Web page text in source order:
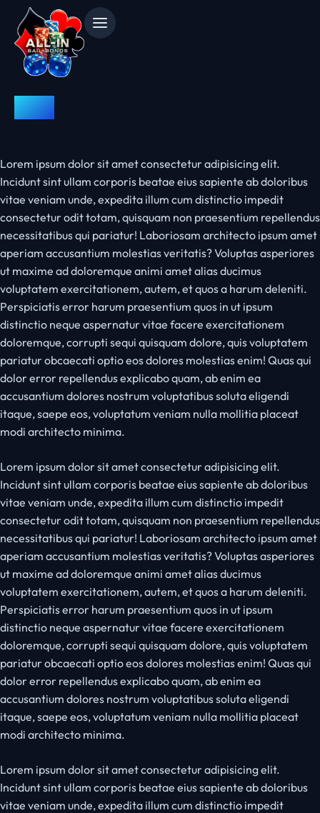
FAQ
Lorem ipsum dolor sit amet consectetur adipisicing elit.
Incidunt sint ullam corporis beatae eius sapiente ab doloribus
vitae veniam unde, expedita illum cum distinctio impedit
consectetur odit totam, quisquam non praesentium repellendus
necessitatibus qui pariatur! Laboriosam architecto ipsum amet
aperiam accusantium molestias veritatis? Voluptas asperiores
ut maxime ad doloremque animi amet alias ducimus
voluptatem exercitationem, autem, et quos a harum deleniti.
Perspiciatis error harum praesentium quos in ut ipsum
distinctio neque aspernatur vitae facere exercitationem
doloremque, corrupti sequi quisquam dolore, quis voluptatem
pariatur obcaecati optio eos dolores molestias enim! Quas qui
dolor error repellendus explicabo quam, ab enim ea
accusantium dolores nostrum voluptatibus soluta eligendi
itaque, saepe eos, voluptatum veniam nulla mollitia placeat
modi architecto minima.
Lorem ipsum dolor sit amet consectetur adipisicing elit.
Incidunt sint ullam corporis beatae eius sapiente ab doloribus
vitae veniam unde, expedita illum cum distinctio impedit
consectetur odit totam, quisquam non praesentium repellendus
necessitatibus qui pariatur! Laboriosam architecto ipsum amet
aperiam accusantium molestias veritatis? Voluptas asperiores
ut maxime ad doloremque animi amet alias ducimus
voluptatem exercitationem, autem, et quos a harum deleniti.
Perspiciatis error harum praesentium quos in ut ipsum
distinctio neque aspernatur vitae facere exercitationem
doloremque, corrupti sequi quisquam dolore, quis voluptatem
pariatur obcaecati optio eos dolores molestias enim! Quas qui
dolor error repellendus explicabo quam, ab enim ea
accusantium dolores nostrum voluptatibus soluta eligendi
itaque, saepe eos, voluptatum veniam nulla mollitia placeat
modi architecto minima.
Lorem ipsum dolor sit amet consectetur adipisicing elit.
Incidunt sint ullam corporis beatae eius sapiente ab doloribus
vitae veniam unde, expedita illum cum distinctio impedit